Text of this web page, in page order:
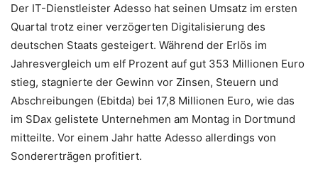
Der IT-Dienstleister Adesso hat seinen Umsatz im ersten
Quartal trotz einer verzögerten Digitalisierung des
deutschen Staats gesteigert. Während der Erlös im
Jahresvergleich um elf Prozent auf gut 353 Millionen Euro
stieg, stagnierte der Gewinn vor Zinsen, Steuern und
Abschreibungen (Ebitda) bei 17,8 Millionen Euro, wie das
im SDax gelistete Unternehmen am Montag in Dortmund
mitteilte. Vor einem Jahr hatte Adesso allerdings von
Sondererträgen profitiert.